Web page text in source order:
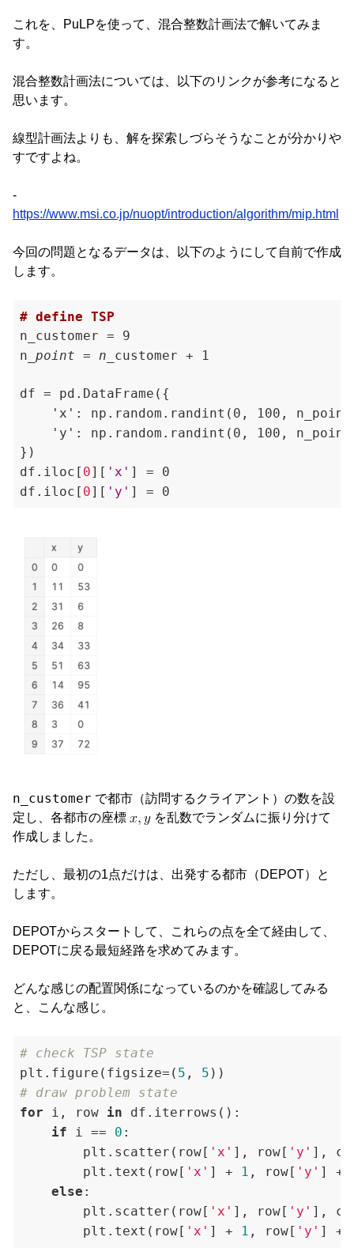
これを、PuLPを使って、混合整数計画法で解いてみま
す。
混合整数計画法については、以下のリンクが参考になると
思います。
線型計画法よりも、解を探索しづらそうなことが分かりや
すですよね。
-
https://www.msi.co.jp/nuopt/introduction/algorithm/mip.html
今回の問題となるデータは、以下のようにして自前で作成
します。
# define TSP
n_customer = 9
n _point = n_ customer + 1
'x': np.random.randint(0, 100,
'y': np.random.randint(0, 100,
})
df.iloc[ 0][ 'x' ] = 0
df.iloc[ 0][ 'y'
n_customer で都市（訪問するクライアント）の数を設
定し、各都市の座標
を乱数でランダムに振り分けて
作成しました。
ただし、最初の1点だけは、出発する都市（DEPOT）と
します。
DEPOTからスタートして、これらの点を全て経由して、
DEPOTに戻る最短経路を求めてみます。
どんな感じの配置関係になっているのかを確認してみる
と、こんな感じ。
# check TSP state
plt.figure(figsize=( 5 , 5
# draw problem state
for i, row in df.iterrows():
if i == 0 :
        plt.scatter(row[
'x' ], row[ 'y' ], c=
        plt.text(row[
'x' ] + 1 , row[ 'y' ] +
else :
        plt.scatter(row[
'x' ], row[ 'y' ], c=
        plt.text(row[
'x' ] + 1 , row[ 'y' ] +